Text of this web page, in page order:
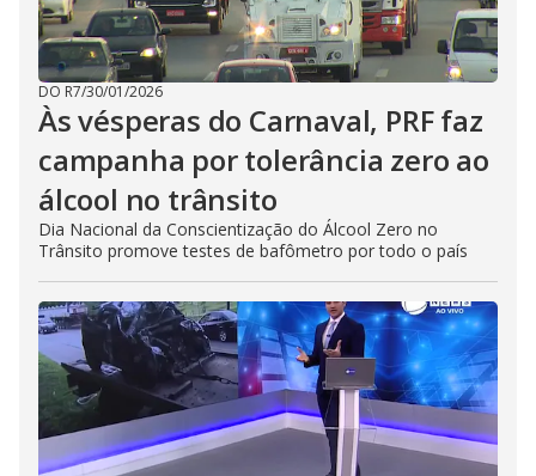
DO R7/30/01/2026
Às vésperas do Carnaval, PRF faz
campanha por tolerância zero ao
álcool no trânsito
Dia Nacional da Conscientização do Álcool Zero no
Trânsito promove testes de bafômetro por todo o país